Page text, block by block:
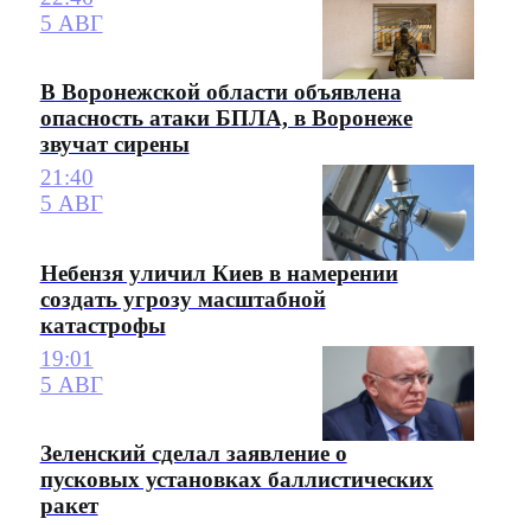
5 АВГ
В Воронежской области объявлена
опасность атаки БПЛА, в Воронеже
звучат сирены
21:40
5 АВГ
Небензя уличил Киев в намерении
создать угрозу масштабной
катастрофы
19:01
5 АВГ
Зеленский сделал заявление о
пусковых установках баллистических
ракет